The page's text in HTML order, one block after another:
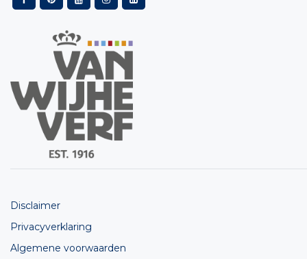
Disclaimer
Privacyverklaring
Algemene voorwaarden